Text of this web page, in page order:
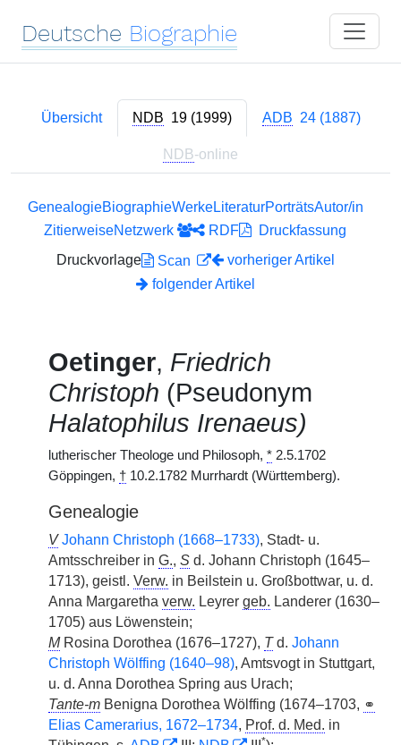
Deutsche Biographie
Übersicht NDB 19 (1999) ADB 24 (1887)
NDB-online
GenealogieBiographieWerkeLiteraturPorträtsAutor/in
ZitierweiseNetzwerk RDF
Druckfassung
Druckvorlage
Scan
vorheriger Artikel
folgender Artikel
Oetinger, Friedrich
Christoph (Pseudonym
Halatophilus Irenaeus)
lutherischer Theologe und Philosoph, * 2.5.1702
Göppingen, † 10.2.1782 Murrhardt (Württemberg).
Genealogie
V Johann Christoph (1668–1733), Stadt- u.
Amtsschreiber in G., S d. Johann Christoph (1645–
1713), geistl. Verw. in Beilstein u. Großbottwar, u. d.
Anna Margaretha verw. Leyrer geb. Landerer (1630–
1705) aus Löwenstein;
MRosina Dorothea (1676–1727), Td. Johann
Christoph Wölffing (1640–98), Amtsvogt in Stuttgart,
u. d. Anna Dorothea Spring aus Urach;
Tante-m Benigna Dorothea Wölffing (1674–1703, ⚭
Elias Camerarius, 1672–1734, Prof. d. Med. in
*